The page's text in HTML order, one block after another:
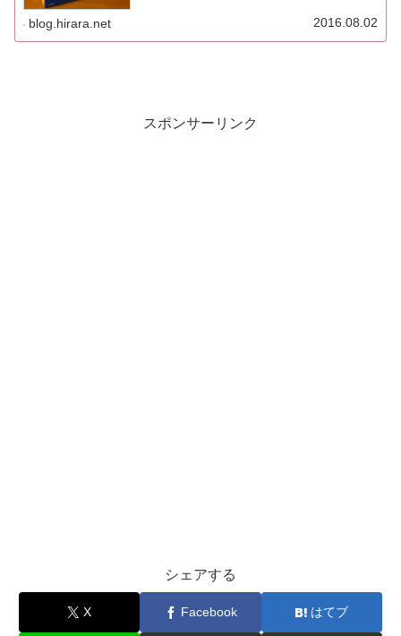
blog.hirara.net 2016.08.02
スポンサーリンク
シェアする
X Facebook はてブ